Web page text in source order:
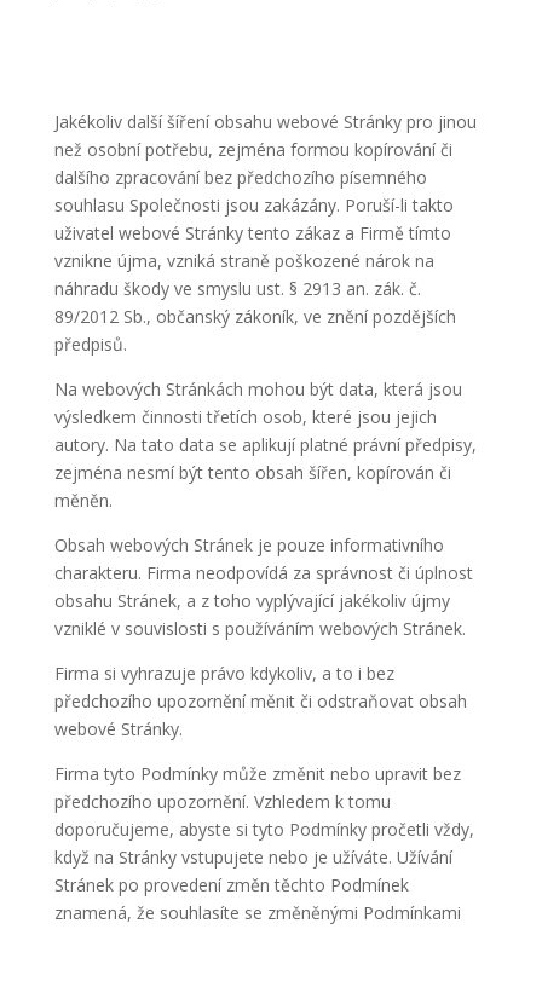
Jakékoliv další šíření obsahu webové Stránky pro jinou
než osobní potřebu, zejména formou kopírování či
dalšího zpracování bez předchozího písemného
souhlasu Společnosti jsou zakázány. Poruší-li takto
uživatel webové Stránky tento zákaz a Firmě tímto
vznikne újma, vzniká straně poškozené nárok na
náhradu škody ve smyslu ust. § 2913 an. zák. č.
89/2012 Sb., občanský zákoník, ve znění pozdějších
předpisů.
Na webových Stránkách mohou být data, která jsou
výsledkem činnosti třetích osob, které jsou jejich
autory. Na tato data se aplikují platné právní předpisy,
zejména nesmí být tento obsah šířen, kopírován či
měněn.
Obsah webových Stránek je pouze informativního
charakteru. Firma neodpovídá za správnost či úplnost
obsahu Stránek, a z toho vyplývající jakékoliv újmy
vzniklé v souvislosti s používáním webových Stránek.
Firma si vyhrazuje právo kdykoliv, a to i bez
předchozího upozornění měnit či odstraňovat obsah
webové Stránky.
Firma tyto Podmínky může změnit nebo upravit bez
předchozího upozornění. Vzhledem k tomu
doporučujeme, abyste si tyto Podmínky pročetli vždy,
když na Stránky vstupujete nebo je užíváte. Užívání
Stránek po provedení změn těchto Podmínek
znamená, že souhlasíte se změněnými Podmínkami